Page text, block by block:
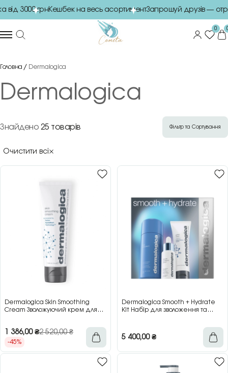
3000 грнКешбек на весь асортиментЗапрошуй друзів —
0
Головна Dermalogica
Dermalogica
Знайдено 25 товарів Фільтр та Сортування
Очистити всі
Dermalogica Skin Smoothing
Cream Зволожуючий крем для
1 386,00₴2 520,00₴
-45%
Dermalogica Smooth + Hydrate
Kit Набір для зволоження та
5 400,00₴